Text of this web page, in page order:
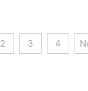
2 3 4